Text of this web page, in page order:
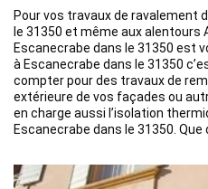
Pour vos travaux de ravalement
le 31350 et même aux alentours
Escanecrabe dans le 31350 est
à Escanecrabe dans le 31350
compter pour des travaux de
extérieure de vos façades ou
en charge aussi l’isolation
Escanecrabe dans le 31350.